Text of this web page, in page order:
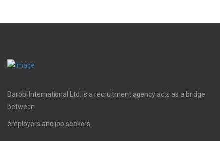
Barobi International Ltd. is a recruitment agency acts as a bridge
between
employers and job seekers.